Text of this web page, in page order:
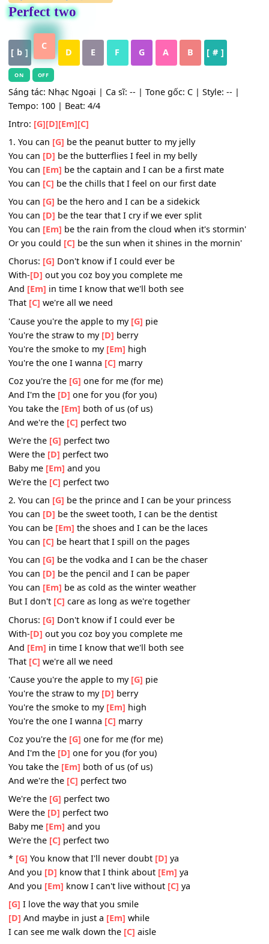
HỢP ÂM,Nhạc Quốc Tế
Perfect two
[ b ]
C
D E G A B [ # ]
ON
Sáng tác: Nhạc Ngoại | Ca sĩ: -- | Tone gốc: C | Style: -- |
Tempo: 100 | Beat: 4/4
Intro:[G][D] [Em][C]
1. You can[G]be the peanut butter to my jelly
You can[D]be the butterflies I feel in my belly
You can[Em]be the captain and I can be a first mate
You can[C]be the chills that I feel on our first date
You can [D]
be the tear that I cry if we ever split
You can [Em]be the rain from the cloud when it's
Or you could[C]be the sun when it shines in the mornin'
Chorus:[G]Don't know if I could ever be
With-[D]out you coz boy you complete me
And[Em]in time I know that we'll both see
That[C]we're all we need
'Cause you're the apple to my [G]pie
You're the straw to my[D]berry
You're the smoke to my
[Em]
high
Coz you're the[G]one for me (for me)
And I'm the[D]one for you (for you)
You take the[Em]both of us (of us)
And we're the[C]perfect two
We're the[G] perfect two
Were the [D]perfect two
Baby me [Em]
We're the [C] perfect two
2. You can[G]be the prince and I can be your princess
You can[D]be the sweet tooth, I can be the dentist
You can be[Em]the shoes and I can be the laces
You can[C]be heart that I spill on the pages
You can [G]be the vodka and I can be the chaser
You can[D]be the pencil and I can be paper
You can[Em]be as cold as the winter weather
But I don't[C]care as long as we're together
Chorus:[G]Don't know if I could ever be
With- [D]
out you coz boy you complete me
And[Em]in time I know that we'll both see
That[C]we're all we need
'Cause you're the apple to my
You're the straw to my
You're the smoke to my
You're the one I wanna
And I'm the
one for you (for you)
You take the[Em]both of us (of us)
We're the[G]perfect two
Were the[D]perfect two